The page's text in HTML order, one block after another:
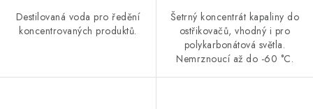
Destilovaná voda pro ředění
koncentrovaných produktů.
Šetrný koncentrát kapaliny do
ostřikovačů, vhodný i pro
polykarbonátová světla.
Nemrznoucí až do -60 °C.